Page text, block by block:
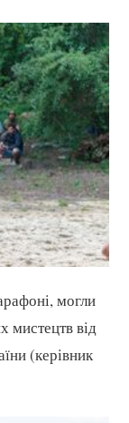
могли
мистецтв від
(керівник